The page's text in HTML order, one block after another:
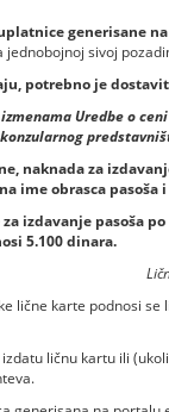
generisane
sivoj
potrebno je
Uredbe o
naknada za
ime obrasca
izdavanje pasoša
5.100 dinara.
lične karte podnosi
ličnu kartu ili